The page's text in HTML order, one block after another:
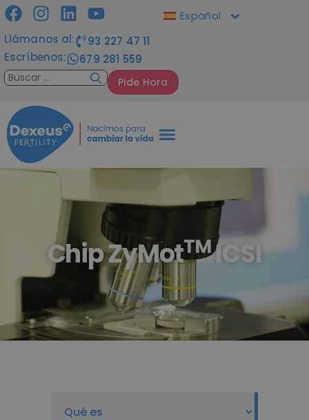
Llámanos al:
93 227 47 11
Escríbenos:
679 281 559
Pide Hora
Español
Chip ZyMotTMICSI